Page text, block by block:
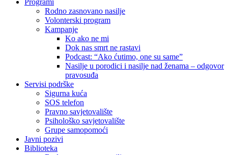
Programi
Rodno zasnovano nasilje
Volonterski program
Kampanje
Ko ako ne mi
Dok nas smrt ne rastavi
Podcast: “Ako ćutimo, one su same”
Nasilje u porodici i nasilje nad ženama – odgovor
pravosuđa
Servisi podrške
Sigurna kuća
SOS telefon
Pravno savjetovalište
Psihološko savjetovalište
Grupe samopomoći
Javni pozivi
Biblioteka